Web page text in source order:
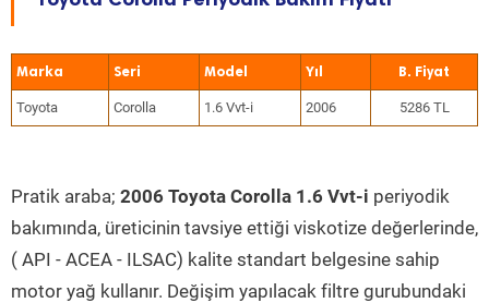
Marka Seri Model Yıl
Toyota Corolla 1.6 Vvt-i 2006 5286 TL
Pratik araba; 2006 Toyota Corolla 1.6 Vvt-i periyodik
bakımında, üreticinin tavsiye ettiği viskotize değerlerinde,
( API - ACEA - ILSAC) kalite standart belgesine sahip
motor yağ kullanır. Değişim yapılacak filtre gurubundaki